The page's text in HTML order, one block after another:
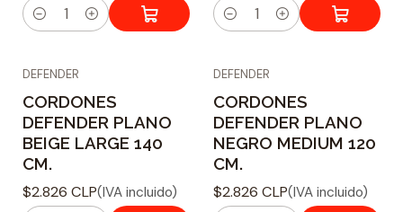
C
n
t
i
d
d
C
n
t
i
d
d
DEFENDER
CORDONES
DEFENDER PLANO
BEIGE LARGE 140
CM.
$2.826 CLP(IVA incluido)
DEFENDER
CORDONES
DEFENDER PLANO
NEGRO MEDIUM 120
CM.
$2.826 CLP(IVA incluido)